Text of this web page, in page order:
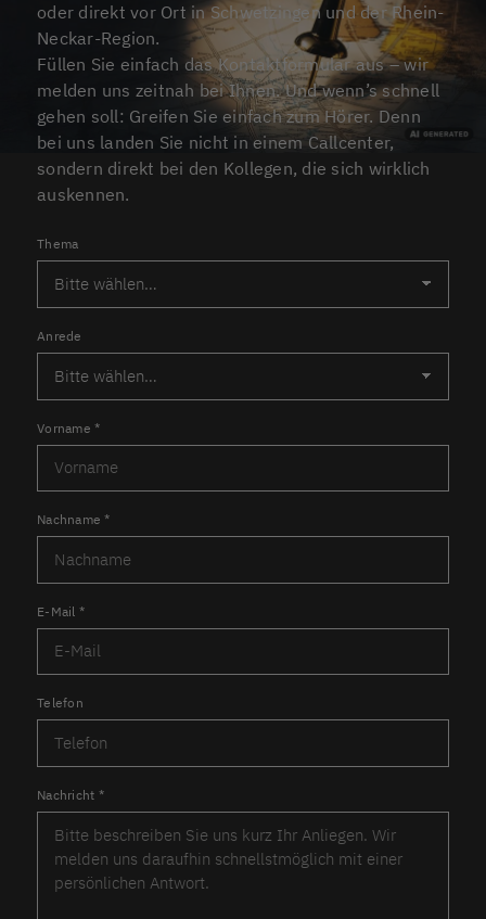
oder direkt vor Ort in Schwetzingen und der Rhein-
Neckar-Region.
Füllen Sie einfach das Kontaktformular aus – wir
melden uns zeitnah bei Ihnen. Und wenn’s schnell
gehen soll: Greifen Sie einfach zum Hörer. Denn
bei uns landen Sie nicht in einem Callcenter,
sondern direkt bei den Kollegen, die sich wirklich
auskennen.
Thema
Anrede
Vorname*
Nachname*
E-Mail *
Telefon
Nachricht *